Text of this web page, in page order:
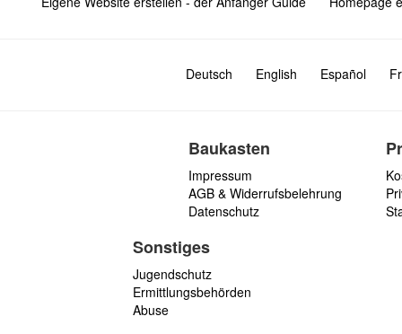
Deutsch English Español
Baukasten
Impressum
AGB & Widerrufsbelehrung
Datenschutz
Sonstiges
Jugendschutz
Ermittlungsbehörden
Abuse